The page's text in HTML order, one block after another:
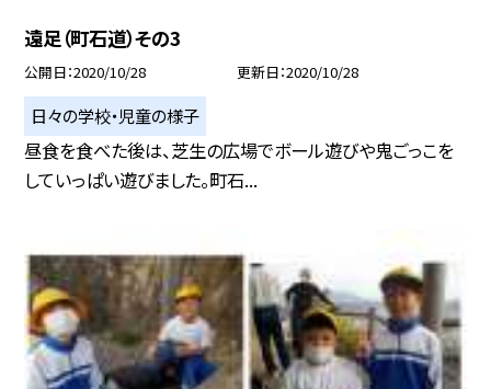
遠足（町石道）その3
公開日 2020/10/28 更新日 2020/10/28
日々の学校・児童の様子
昼食を食べた後は、芝生の広場でボール遊びや鬼ごっこを
していっぱい遊びました。町石...